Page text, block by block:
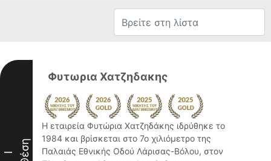
I Θέση
Φυτωρια Χατζηδακης
Η εταιρεία Φυτώρια Χατζηδάκης ιδρύθηκε το
1984 και βρίσκεται στο 7ο χιλιόμετρο της
Παλαιάς Εθνικής Οδού Λάρισας-Βόλου, στον